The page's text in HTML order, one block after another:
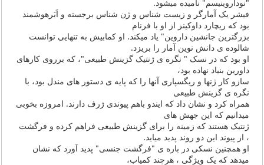
"نوداروینیسم" نامیده میشود.
فیشر یک آمارگر و زیست شناس و ژن شناس برجسته و اَبَرهوشمند
بود که ریچارد داوکینز از او با فرنام
بزرگترین جانشین داروین" یاد میکند. او کمابیش به تنهایی توانست
شالوده ی دانش نوین آمار را بریزد.
او بود که در نسک " نگره ی ژنتیک گزینش طبیعی"، که برروی کارهای
داورین بنیاد نهاده بود،
سازو کار ژنها و ریگسپاری آنها را که پایه ی دستور های مندل بود، با
نگره ی گزینش طبیعی
همراه کرد و نشان داد که ایندو باهم پیوندی ژرف دارند. امروزه بخوبی
میدانیم که این جهش های
ژنتیک هستند که زمینه را برای گزینش طبیعی فراهم کرده و فرگشت
، از پیوند این دو روند پدید میاید.
او همچنین نسکی در باره ی "فرگشت جنسی" پدید آورد که نشان
میدهد که یک ویژگی ، هرچند کمیاب،